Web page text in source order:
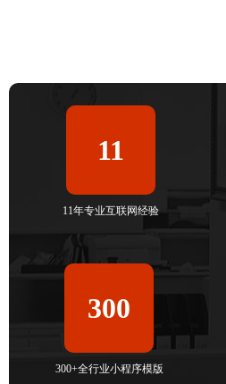
11
11年专业互联网经验
300
300+全行业小程序模版